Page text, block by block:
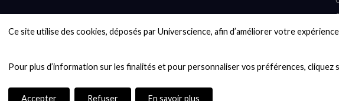
Ce site utilise des cookies, déposés par Universcience, afin d’améliorer votre
Accepter Refuser En savoir plus